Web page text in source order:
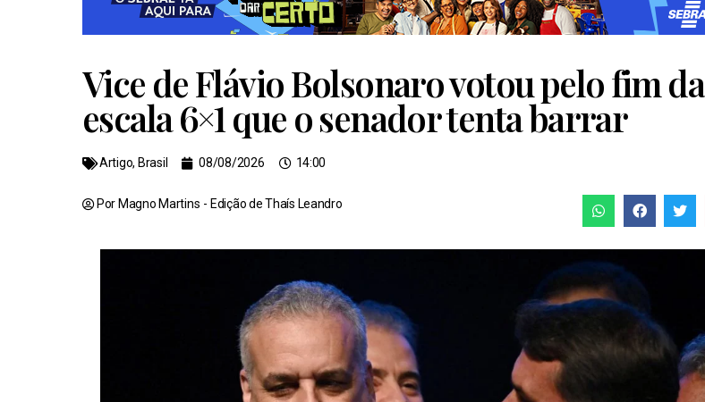
Vice de Flávio Bolsonaro votou pelo fim da
escala 6×1 que o senador tenta barrar
Artigo, Brasil 08/08/2026 14:00
Por Magno Martins - Edição deThaís Leandro